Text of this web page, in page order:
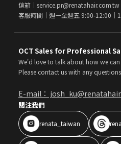
信箱｜service.pr@renatahair.com.tw
客服時間｜週一至週五 9:00-12:00｜
OCT Sales for Professional
We'd love to talk about how we
Please contact us with any
E-mail：
關注我們
renata_taiwan